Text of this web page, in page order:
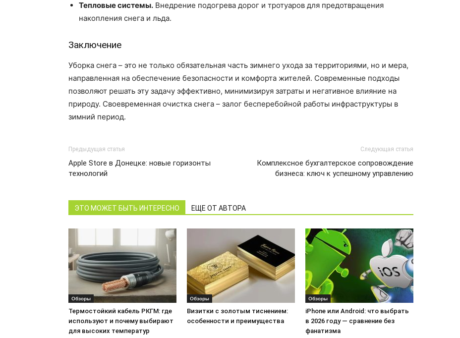
Тепловые системы. Внедрение подогрева дорог и тротуаров для предотвращения
накопления снега и льда.
Заключение
Уборка снега – это не только обязательная часть зимнего ухода за территориями, но и мера,
направленная на обеспечение безопасности и комфорта жителей. Современные подходы
позволяют решать эту задачу эффективно, минимизируя затраты и негативное влияние на
природу. Своевременная очистка снега – залог бесперебойной работы инфраструктуры в
зимний период.
Предыдущая статья
Apple Store в Донецке: новые горизонты
технологий
Следующая статья
Комплексное бухгалтерское сопровождение
бизнеса: ключ к успешному управлению
ЭТО МОЖЕТ БЫТЬ ИНТЕРЕСНО ЕЩЕ ОТ АВТОРА
Обзоры
Термостойкий кабель РКГМ: где
используют и почему выбирают
для высоких температур
Обзоры
Визитки с золотым тиснением:
особенности и преимущества
Обзоры
iPhone или Android: что выбрать
в 2026 году — сравнение без
фанатизма